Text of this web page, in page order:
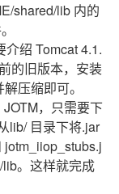
shared/lib 内的
介绍 Tomcat 4.1.
的旧版本，安装
压缩即可。
，只需要下
lib/ 目录下将.jar
。这样就完成